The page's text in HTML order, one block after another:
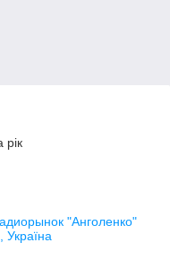
рік
"Анголенко"
Україна